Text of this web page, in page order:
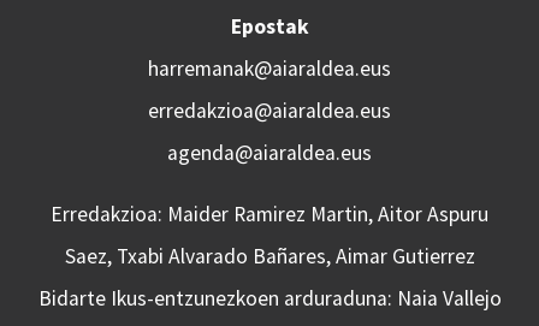
Epostak
harremanak@aiaraldea.eus
erredakzioa@aiaraldea.eus
agenda@aiaraldea.eus
Erredakzioa: Maider Ramirez Martin, Aitor Aspuru
Saez, Txabi Alvarado Bañares, Aimar Gutierrez
Bidarte Ikus-entzunezkoen arduraduna: Naia Vallejo